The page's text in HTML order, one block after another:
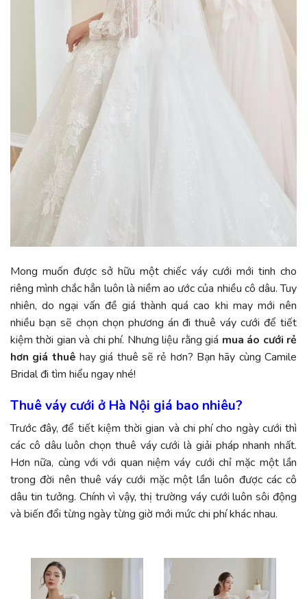
Mong muốn được sở hữu một chiếc váy cưới mới tinh cho
riêng mình chắc hẳn luôn là niềm ao ước của nhiều cô dâu. Tuy
nhiên, do ngại vấn đề giá thành quá cao khi may mới nên
nhiều bạn sẽ chọn chọn phương án đi thuê váy cưới để tiết
kiệm thời gian và chi phí. Nhưng liệu rằng giá mua áo cưới rẻ
hơn giá thuê hay giá thuê sẽ rẻ hơn? Bạn hãy cùng Camile
Bridal đi tìm hiểu ngay nhé!
Thuê váy cưới ở Hà Nội giá bao nhiêu?
Trước đây, để tiết kiệm thời gian và chi phí cho ngày cưới thì
các cô dâu luôn chọn thuê váy cưới là giải pháp nhanh nhất.
Hơn nữa, cùng với với quan niệm váy cưới chỉ mặc một lần
trong đời nên thuê váy cưới mặc một lần luôn được các cô
dâu tin tưởng. Chính vì vậy, thị trường váy cưới luôn sôi động
và biến đổi từng ngày từng giờ mới mức chi phí khác nhau.